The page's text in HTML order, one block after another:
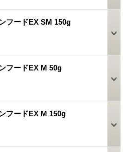
フードEX SM 150g
フードEX M 50g
フードEX M 150g